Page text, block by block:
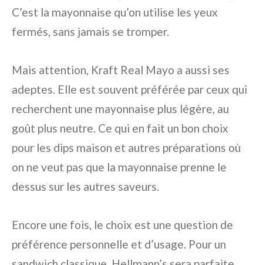
C’est la mayonnaise qu’on utilise les yeux
fermés, sans jamais se tromper.
Mais attention, Kraft Real Mayo a aussi ses
adeptes. Elle est souvent préférée par ceux qui
recherchent une mayonnaise plus légère, au
goût plus neutre. Ce qui en fait un bon choix
pour les dips maison et autres préparations où
on ne veut pas que la mayonnaise prenne le
dessus sur les autres saveurs.
Encore une fois, le choix est une question de
préférence personnelle et d’usage. Pour un